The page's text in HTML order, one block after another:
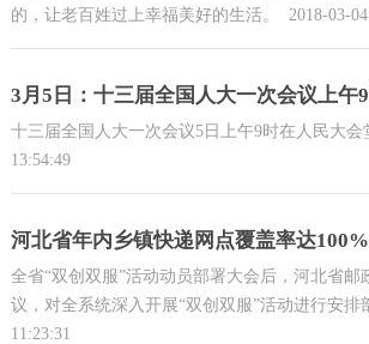
的，让老百姓过上幸福美好的生活。
2018-03-
3月5日：十三届全国人大一次会议上午
十三届全国人大一次会议5日上午9时在人民大会
13:54:49
河北省年内乡镇快递网点覆盖率达100%
全省“双创双服”活动动员部署大会后，河北省邮
议，对全系统深入开展“双创双服”活动进行安排
11:23:31